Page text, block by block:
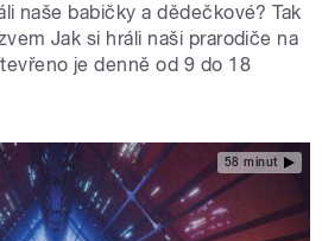
naše babičky a dědečkové? Tak
Jak si hráli naši prarodiče na
je denně od 9 do 18
58 minut